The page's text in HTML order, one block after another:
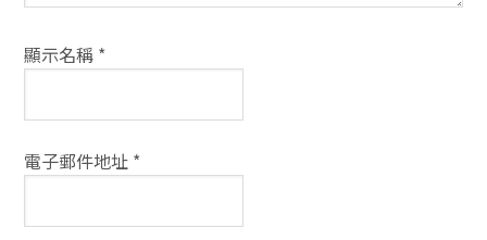
顯示名稱 *
電子郵件地址 *